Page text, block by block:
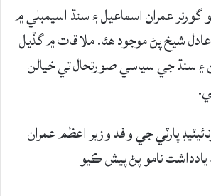
عمران اسماعيل ۽ سنڌ اسيمبلي ۾
شيخ پڻ موجود هئا. ملاقات ۾ گڏيل
سنڌ جي سياسي صورتحال تي خيالن
پارٽي جي وفد وزير اعظم عمران
نامو پڻ پيش ڪيو